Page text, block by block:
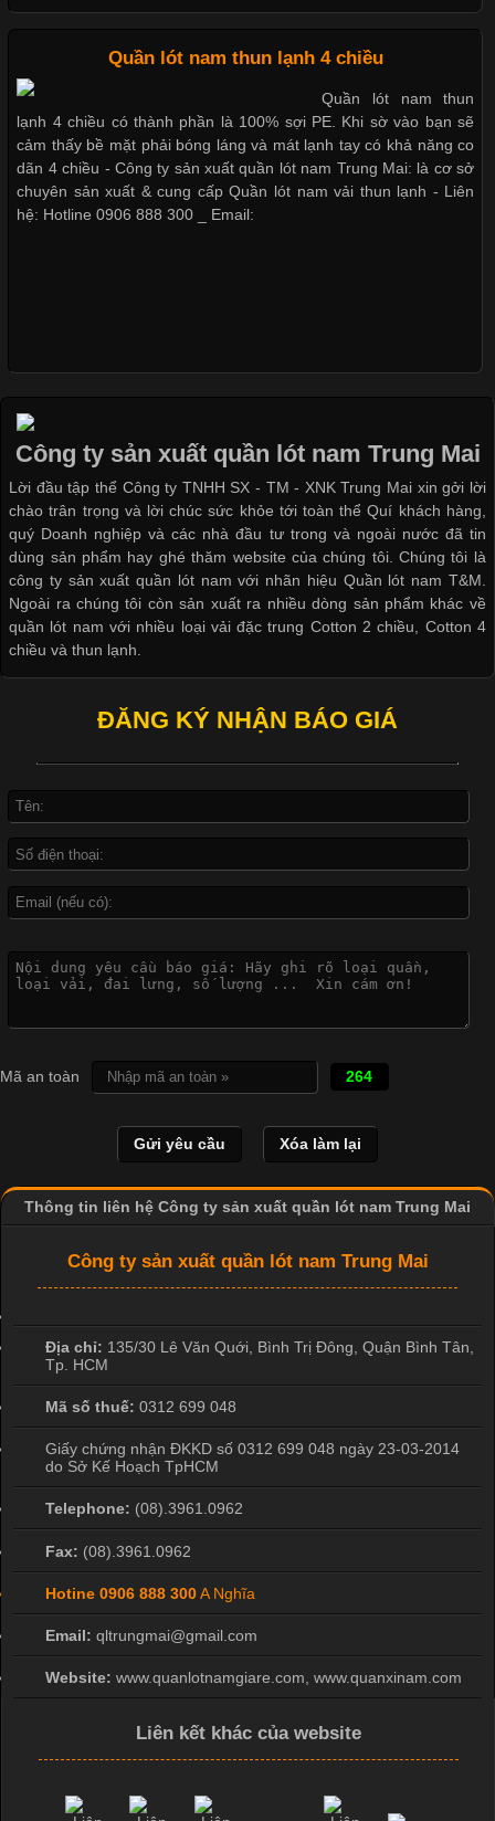
Cập nhật 2026-05-20 14:58:56
Vải thun là một trong những chất liệu được sử dụng rộng rãi
nhất trong ngành thời trang nhờ đặc tính co giãn, mềm mại và
thoải mái khi mặc. Từ áo thun, đồ thể thao cho đến đồ lót nam,
vải thun luôn đóng vai trò quan trọng trong quá trình sản xuất.
Hiện nay, nhu cầu tìm kiếm quần lót nam giá
Các Form Áo Thun Phổ Biến Hiện Nay Và Xu Hướng Trong
Ngành May Mặc Áo thun là một trong những trang phục quen
thuộc và được sử dụng phổ biến nhất hiện nay. Không chỉ đa
dạng về màu sắc hay chất liệu, áo thun còn có nhiều form dáng
khác nhau để phù hợp với từng phong cách thời trang và nhu
cầu
Khám Phá Áo Phông Trang Phục Phổ Biến Nhất Hiện Nay
Áo phông là một trong những trang phục phổ biến nhất trong
được ứng dụng rộng rãi trong ngành sản xuất may mặc, đặc
Đại
Cập nhật 2026-04-21 15:41:03
In Chuyển Nhiệt Là Gì? Công Nghệ In Hiện Đại Trong Ngành
May Mặc Trong ngành in ấn và thời trang, in chuyển nhiệt đang
hình ảnh sắc nét và bền màu. Đặc biệt, kỹ thuật này được ứng
dụng rộng rãi trong sản xuất áo thun, đồ thể thao
Quần lót nam thun lạnh 4 chiều
Quần lót nam thun
lạnh 4 chiều có thành phần là 100% sợi PE. Khi sờ vào bạn sẽ
cảm thấy bề mặt phải bóng láng và mát lạnh tay có khả năng co
dãn 4 chiều - Công ty sản xuất quần lót nam Trung Mai: là cơ sở
chuyên sản xuất & cung cấp Quần lót nam vải thun lạnh - Liên
hệ: Hotline 0906 888 300 _ Email:
Công ty sản xuất quần lót nam Trung Mai
Lời đầu tập thể Công ty TNHH SX - TM - XNK Trung Mai xin gởi lời
chào trân trọng và lời chúc sức khỏe tới toàn thể Quí khách hàng,
quý Doanh nghiệp và các nhà đầu tư trong và ngoài nước đã tin
dùng sản phẩm hay ghé thăm website của chúng tôi. Chúng tôi là
công ty sản xuất quần lót nam với nhãn hiệu Quần lót nam T&M.
Ngoài ra chúng tôi còn sản xuất ra nhiều dòng sản phẩm khác về
quần lót nam với nhiều loại vải đặc trung Cotton 2 chiều, Cotton 4
chiều và thun lạnh.
ĐĂNG KÝ NHẬN BÁO GIÁ
Mã an toàn 264
Thông tin liên hệ Công ty sản xuất quần lót nam Trung Mai
Công ty sản xuất quần lót nam Trung Mai
Địa chỉ: 135/30 Lê Văn Quới, Bình Trị Đông Quận Bình Tân
Tp. HCM
Mã số thuế: 0312 699 048
Giấy chứng nhận ĐKKD số 0312 699 048 ngày 23-03-2014
do Sở Kế Hoạch TpHCM
Telephone: (08).3961.0962
Fax: (08).3961.0962
Hotine 0906 888 300A Nghĩa
Email: qltrungmai@gmail.com
Website: www.quanlotnamgiare.com, www.quanxinam.com
Liên kết khác của website